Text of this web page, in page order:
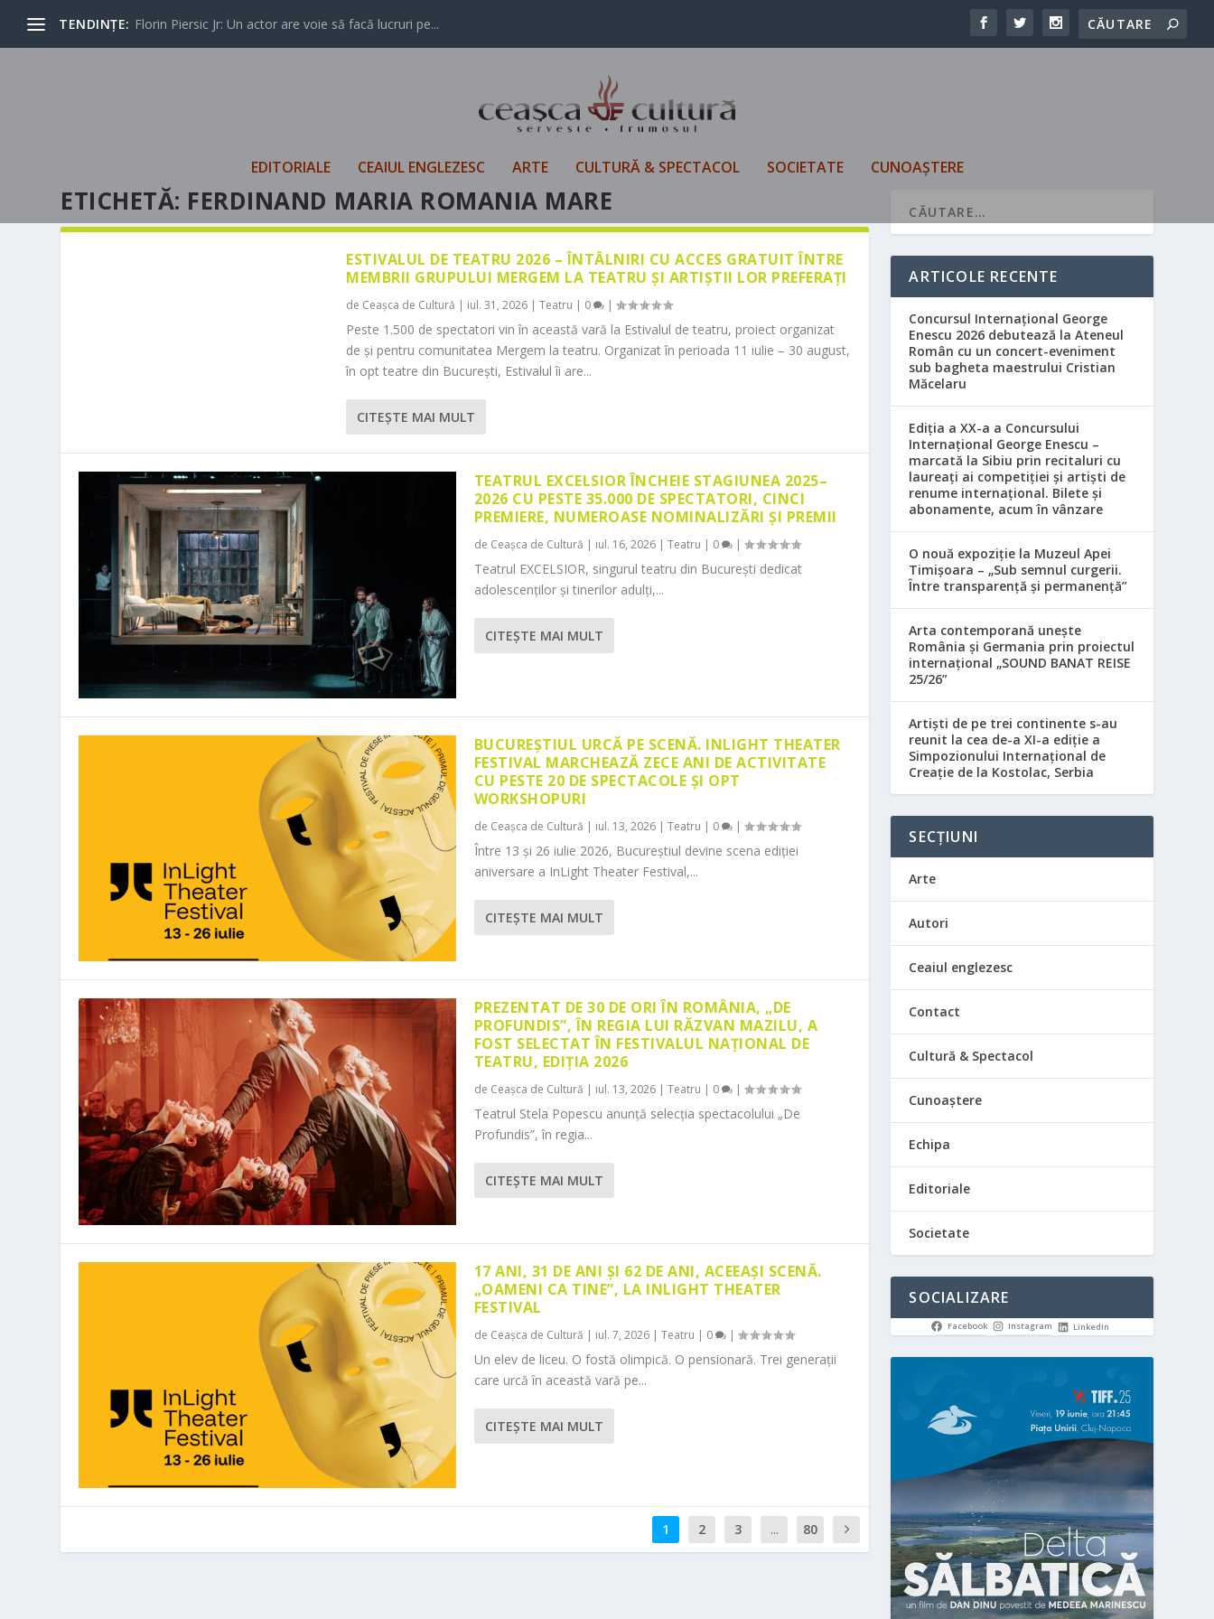
TENDINȚE: Florin Piersic Jr: Un actor are voie să facă lucruri pe...
EDITORIALE CEAIUL ENGLEZESC ARTE CULTURĂ & SPECTACOL SOCIETATE CUNOAȘTERE
ETICHETĂ: FERDINAND MARIA ROMANIA MARE
ESTIVALUL DE TEATRU 2026 – ÎNTÂLNIRI CU ACCES GRATUIT ÎNTRE
MEMBRII GRUPULUI MERGEM LA TEATRU ȘI ARTIȘTII LOR PREFERAȚI
de Ceașca de Cultură | iul. 31, 2026 |Teatru | 0 |
Peste 1.500 de spectatori vin în această vară la Estivalul de teatru, proiect organizat
de și pentru comunitatea Mergem la teatru. Organizat în perioada 11 iulie – 30 august,
în opt teatre din București, Estivalul îi are...
CITEŞTE MAI MULT
TEATRUL EXCELSIOR ÎNCHEIE STAGIUNEA 2025–
2026 CU PESTE 35.000 DE SPECTATORI, CINCI
PREMIERE, NUMEROASE NOMINALIZĂRI ȘI PREMII
de Ceașca de Cultură | iul. 16, 2026| Teatru | 0 |
Teatrul EXCELSIOR, singurul teatru din București dedicat
adolescenților și tinerilor adulți,...
CITEŞTE MAI MULT
BUCUREȘTIUL URCĂ PE SCENĂ. INLIGHT THEATER
FESTIVAL MARCHEAZĂ ZECE ANI DE ACTIVITATE
CU PESTE 20 DE SPECTACOLE ȘI OPT
WORKSHOPURI
de Ceașca de Cultură | iul. 13, 2026| Teatru | 0 |
Între 13 și 26 iulie 2026, Bucureștiul devine scena ediției
aniversare a InLight Theater Festival,...
CITEŞTE MAI MULT
PREZENTAT DE 30 DE ORI ÎN ROMÂNIA, „DE
PROFUNDIS”, ÎN REGIA LUI RĂZVAN MAZILU, A
FOST SELECTAT ÎN FESTIVALUL NAȚIONAL DE
TEATRU, EDIȚIA 2026
de Ceașca de Cultură | iul. 13, 2026| Teatru | 0 |
Teatrul Stela Popescu anunță selecția spectacolului „De
Profundis”, în regia...
CITEŞTE MAI MULT
17 ANI, 31 DE ANI ȘI 62 DE ANI, ACEEAȘI SCENĂ.
„OAMENI CA TINE”, LA INLIGHT THEATER
FESTIVAL
de Ceașca de Cultură | iul. 7, 2026| Teatru | 0 |
Un elev de liceu. O fostă olimpică. O pensionară. Trei generații
care urcă în această vară pe...
CITEŞTE MAI MULT
1 2 3 ... 80
ARTICOLE RECENTE
Concursul Internațional George
Enescu 2026 debutează la Ateneul
Român cu un concert-eveniment
sub bagheta maestrului Cristian
Măcelaru
Ediția a XX-a a Concursului
Internațional George Enescu –
marcată la Sibiu prin recitaluri cu
laureați ai competiției și artiști de
renume internațional. Bilete și
abonamente, acum în vânzare
O nouă expoziție la Muzeul Apei
Timișoara – „Sub semnul curgerii.
Între transparență și permanență”
Arta contemporană unește
România și Germania prin proiectul
internațional „SOUND BANAT REISE
25/26”
Artiști de pe trei continente s-au
reunit la cea de-a XI-a ediție a
Simpozionului Internațional de
Creație de la Kostolac, Serbia
SECȚIUNI
Arte
Autori
Ceaiul englezesc
Contact
Cultură & Spectacol
Cunoaștere
Echipa
Editoriale
Societate
SOCIALIZARE
Facebook Instagram LinkedIn